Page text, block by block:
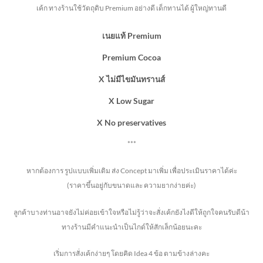
เค้ก ทางร้านใช้วัตถุดิบ Premium อย่างดี เด็กทานได้ ผู้ใหญ่ทานดี
เนยแท้ Premium
Premium Cocoa
X ไม่มีไขมันทรานส์
X Low Sugar
X No preservatives
***
หากต้องการ รูปแบบเพิ่มเติม ส่ง Concept มาเพิ่ม เพื่อประเมินราคาได้ค่ะ
(ราคาขึ้นอยู่กับขนาดและ ความยากง่ายค่ะ)
ลูกค้าบางท่านอาจยังไม่ค่อยเข้าใจหรือไม่รู้ว่าจะสั่งเค้กยังไงดีให้ถูกใจคนรับดีน้า
ทางร้านมีคำแนะนำเป็นไกด์ให้สักเล็กน้อยนะคะ
เริ่มการสั่งเค้กง่ายๆ โดยคิด Idea 4 ข้อ ตามข้างล่างคะ